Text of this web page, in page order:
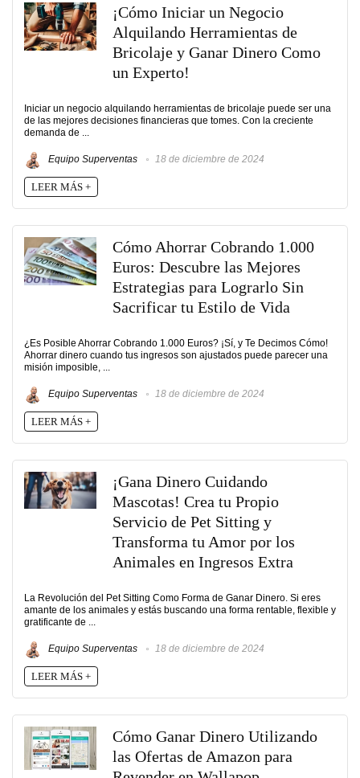
¡Cómo Iniciar un Negocio
Alquilando Herramientas de
Bricolaje y Ganar Dinero Como
un Experto!
Iniciar un negocio alquilando herramientas de bricolaje puede ser una
de las mejores decisiones financieras que tomes. Con la creciente
demanda de ...
Equipo Superventas 18 de diciembre de 2024
LEER MÁS +
Cómo Ahorrar Cobrando 1.000
Euros: Descubre las Mejores
Estrategias para Lograrlo Sin
Sacrificar tu Estilo de Vida
¿Es Posible Ahorrar Cobrando 1.000 Euros? ¡Sí, y Te Decimos Cómo!
Ahorrar dinero cuando tus ingresos son ajustados puede parecer una
misión imposible, ...
Equipo Superventas 18 de diciembre de 2024
LEER MÁS +
¡Gana Dinero Cuidando
Mascotas! Crea tu Propio
Servicio de Pet Sitting y
Transforma tu Amor por los
Animales en Ingresos Extra
La Revolución del Pet Sitting Como Forma de Ganar Dinero. Si eres
amante de los animales y estás buscando una forma rentable, flexible y
gratificante de ...
Equipo Superventas 18 de diciembre de 2024
LEER MÁS +
Cómo Ganar Dinero Utilizando
las Ofertas de Amazon para